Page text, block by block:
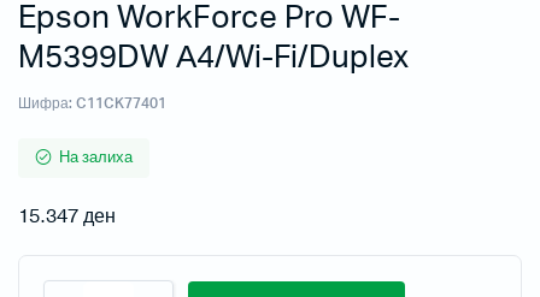
Epson WorkForce Pro WF-
M5399DW А4/Wi-Fi/Duplex
Шифра: C11CK77401
На залиха
15.347ден